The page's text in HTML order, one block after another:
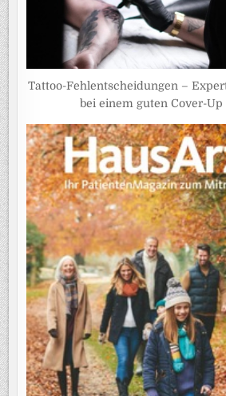
Tattoo-Fehlentscheidungen –
bei einem guten Cover-